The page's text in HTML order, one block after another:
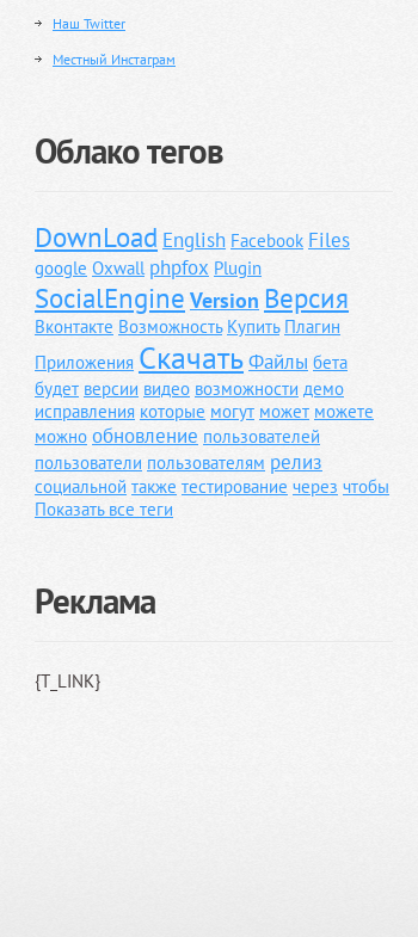
Наш Twitter
Местный Инстаграм
Облако тегов
DownLoad English Facebook Files
google Oxwall phpfox Plugin
SocialEngine Version Версия
Вконтакте Возможность Купить Плагин
Приложения СкачатьФайлы бета
будет версии видео возможности демо
исправления которые могут может можете
можно обновление пользователей
пользователи пользователям релиз
социальной также тестирование через чтобы
Показать все теги
Реклама
{T_LINK}